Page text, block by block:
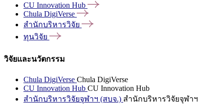
CU Innovation Hub
Chula DigiVerse
สำนักบริหารวิจัย
ทุนวิจัย
วิจัยและนวัตกรรม
Chula DigiVerse Chula DigiVerse
CU Innovation Hub CU Innovation Hub
สำนักบริหารวิจัยจุฬาฯ (สบจ.) สำนักบริหารวิจัยจุฬาฯ